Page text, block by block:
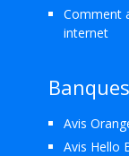
Comment
internet
Avis
Avis Hello